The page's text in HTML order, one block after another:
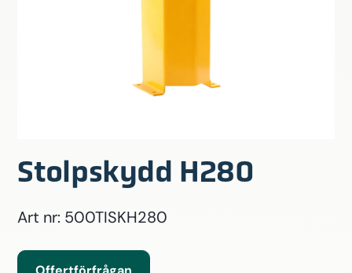
Stolpskydd H280
Art nr: 500TISKH280